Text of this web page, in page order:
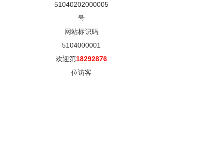
51040202000005
号
网站标识码
5104000001
欢迎第18292876
位访客